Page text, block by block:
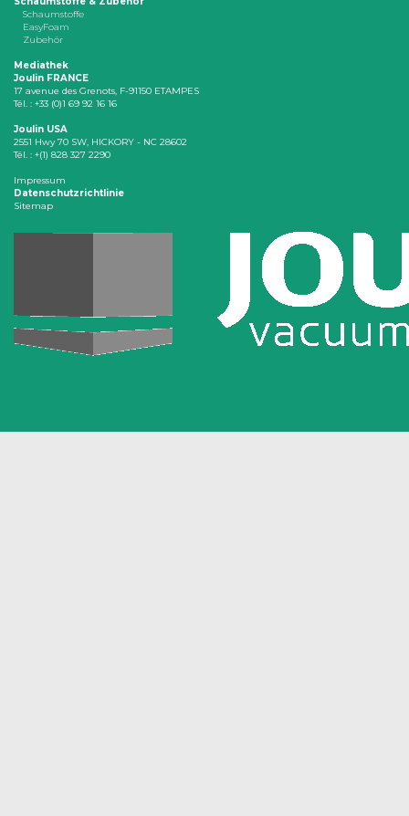
Schaumstoffe
EasyFoam
Zubehör
Mediathek
Joulin FRANCE
17 avenue des Grenots, F-91150 ETAMPES
Tél. : +33 (0)1 69 92 16 16
Joulin USA
2551 Hwy 70 SW, HICKORY - NC 28602
Tél. : +(1) 828 327 2290
Impressum
Datenschutzrichtlinie
Sitemap